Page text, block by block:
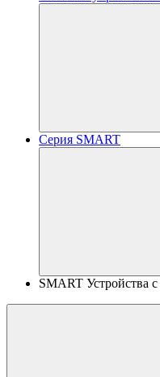
Серия SMART
SMART Устройства